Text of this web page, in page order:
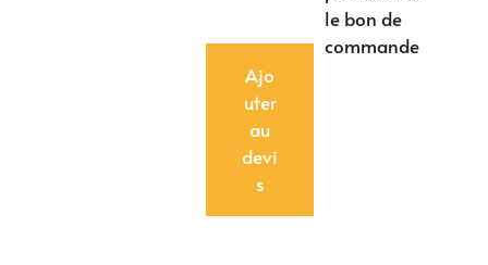
Ajo
uter
au
devi
s
le bon de
commande